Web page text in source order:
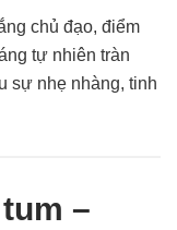
chủ đạo, điểm
tự nhiên tràn
sự nhẹ nhàng, tinh
–